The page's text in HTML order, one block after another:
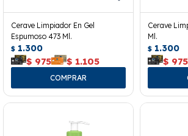
Cerave Limpiador En Gel
Espumoso 473 Ml.
$ 1.300
$ 975 $ 1.105
Cerave
Ml.
$ 1.300
$ 975